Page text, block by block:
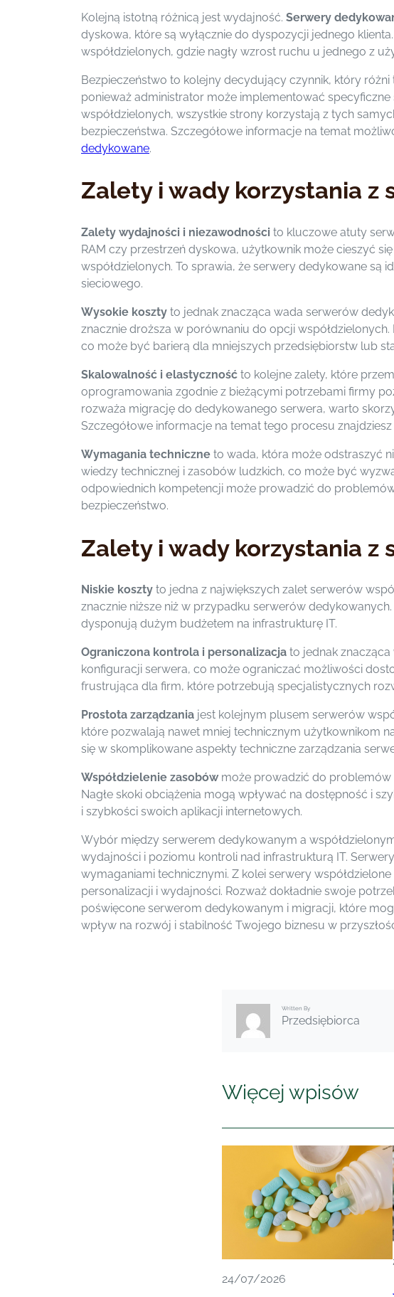
Kolejną istotną różnicą jest wydajność. Serwery
dyskowa, które są wyłącznie do dyspozycji jednego
współdzielonych, gdzie nagły wzrost ruchu u jednego z
Bezpieczeństwo to kolejny decydujący czynnik, który
ponieważ administrator może implementować
współdzielonych, wszystkie strony korzystają z tych
bezpieczeństwa. Szczegółowe informacje na temat
dedykowane.
Zalety i wady korzystania z
Zalety wydajności i niezawodności to kluczowe atuty
RAM czy przestrzeń dyskowa, użytkownik może cieszyć
współdzielonych. To sprawia, że serwery dedykowane
sieciowego.
Wysokie koszty to jednak znacząca wada serwerów
znacznie droższa w porównaniu do opcji
co może być barierą dla mniejszych przedsiębiorstw lub
Skalowalność i elastyczność to kolejne zalety, które
oprogramowania zgodnie z bieżącymi potrzebami firmy
rozważa migrację do dedykowanego serwera, warto
Szczegółowe informacje na temat tego procesu
Wymagania techniczne to wada, która może odstraszyć
wiedzy technicznej i zasobów ludzkich, co może być
odpowiednich kompetencji może prowadzić do
bezpieczeństwo.
Zalety i wady korzystania z
Niskie koszty to jedna z największych zalet serwerów
znacznie niższe niż w przypadku serwerów
dysponują dużym budżetem na infrastrukturę IT.
Ograniczona kontrola i personalizacja to jednak
konfiguracji serwera, co może ograniczać możliwości
frustrująca dla firm, które potrzebują specjalistycznych
Prostota zarządzania jest kolejnym plusem serwerów
które pozwalają nawet mniej technicznym użytkownikom
się w skomplikowane aspekty techniczne zarządzania
Współdzielenie zasobówmoże prowadzić do problemów
Nagłe skoki obciążenia mogą wpływać na dostępność i
i szybkości swoich aplikacji internetowych.
Wybór między serwerem dedykowanym a
wydajności i poziomu kontroli nad infrastrukturą IT.
wymaganiami technicznymi. Z kolei serwery
personalizacji i wydajności. Rozważ dokładnie swoje
poświęcone serwerom dedykowanym i migracji, które
wpływ na rozwój i stabilność Twojego biznesu w
Written By
Przedsiębiorca
Więcej wpisów
24/07/2026